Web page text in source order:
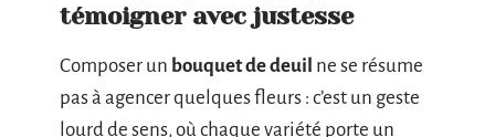
témoigner avec justesse
Composer un bouquet de deuil ne se résume
pas à agencer quelques fleurs : c’est un geste
lourd de sens, où chaque variété porte un